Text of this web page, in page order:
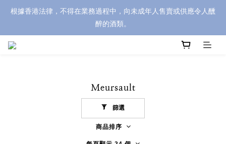
根據香港法律，不得在業務過程中，向未成年人售賣或供應令人醺
醉的酒類。
Meursault
篩選
商品排序